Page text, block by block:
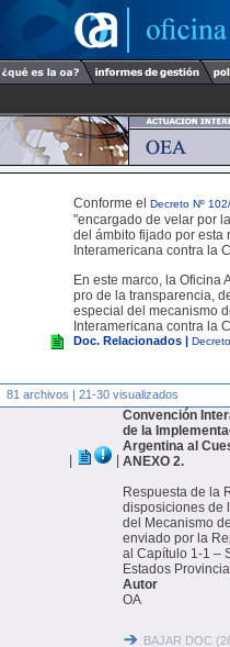
Conforme el Decreto Nº
"encargado de velar por
del ámbito fijado por esta
Interamericana contra la
En este marco, la Oficina
pro de la transparencia,
especial del mecanismo
Interamericana contra la
Doc. Relacionados |
81 archivos | 21-30 visualizados
Convención
de la
Argentina al
ANEXO 2.
Respuesta de la
disposiciones de
del Mecanismo
enviado por la
al Capítulo 1-1 –
Estados
Autor
OA
BAJAR DOC